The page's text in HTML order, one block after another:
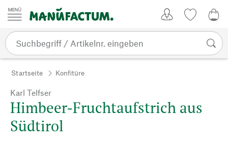
Zum Inhalt springen
Startseite Konfitüre
Karl Telfser
Himbeer-Fruchtaufstrich aus
Südtirol